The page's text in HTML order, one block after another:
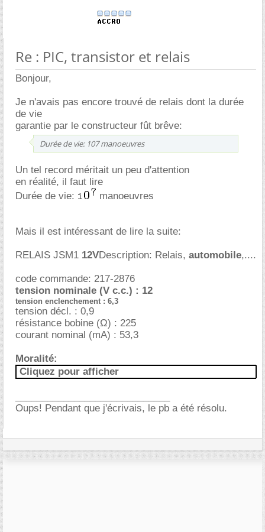
Re : PIC, transistor et relais
Bonjour,
Je n'avais pas encore trouvé de relais dont la durée
de vie
garantie par le constructeur fût brêve:
Durée de vie: 107 manoeuvres
Un tel record méritait un peu d'attention
en réalité, il faut lire
Durée de vie:
manoeuvres
Mais il est intéressant de lire la suite:
RELAIS JSM1 12VDescription: Relais, automobile,....
code commande: 217-2876
tension nominale (V c.c.) : 12
tension enclenchement : 6,3
tension décl. : 0,9
résistance bobine (Ω) : 225
courant nominal (mA) : 53,3
Moralité:
Cliquez pour afficher
Oups! Pendant que j'écrivais, le pb a été résolu.